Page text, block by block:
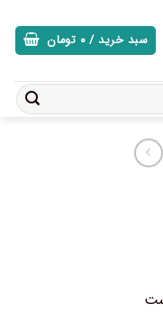
سبد خرید / ۰ تومان